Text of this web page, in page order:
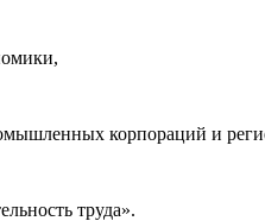
корпораций и
труда».